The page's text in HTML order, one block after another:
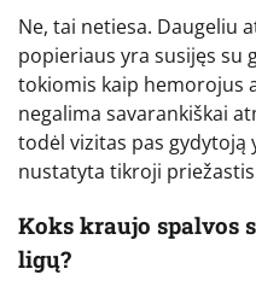
Ne, tai netiesa. Daugeliu
popieriaus yra susijęs su
tokiomis kaip hemorojus
negalima savarankiškai
todėl vizitas pas gydytoją
nustatyta tikroji
Koks kraujo spalvos
ligų?